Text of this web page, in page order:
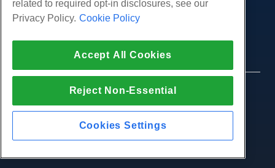
Beheerde Linux VPS
Onbeheerde Windows VPS
Cloud Servers
Load Balancers
Blokkeer opslag
SSL Certificaten
Web Application Hosting
Tutorials
Bedrijf
Over ons
Neem contact op
druk op
Affiliate-programma
Politie
Partnerovereenkomst
Ondersteuning
Live chat met ons
Open een ondersteuningskaartje
Stuur ons een e-mail
© 2010-2026 Hostwinds, een HostPapa Inc. bedrijf.
Alle rechten voorbehouden.
related to required opt-in disclosures, see our
Privacy Policy. Cookie Policy
Accept All Cookies
Reject Non-Essential
Cookies Settings